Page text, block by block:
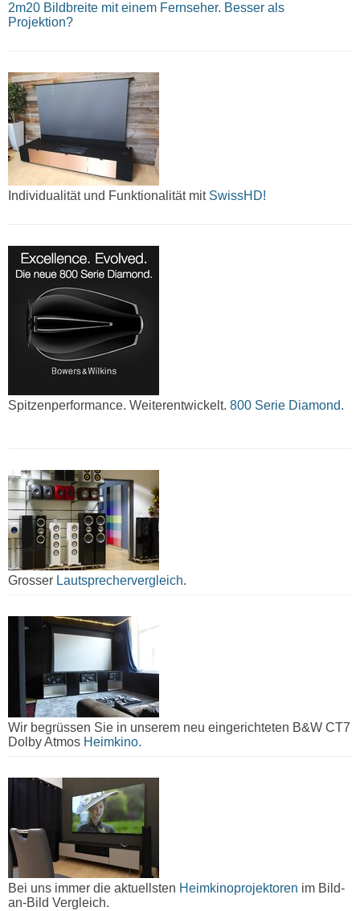
2m20 Bildbreite mit einem Fernseher. Besser als
Projektion?
Individualität und Funktionalität mitSwissHD!
Spitzenperformance. Weiterentwickelt. 800 Serie Diamond.
Grosser Lautsprechervergleich.
Wir begrüssen Sie in unserem neu eingerichteten B&W CT7
Dolby Atmos Heimkino.
Bei uns immer die aktuellsten Heimkinoprojektoren im Bild-
an-Bild Vergleich.